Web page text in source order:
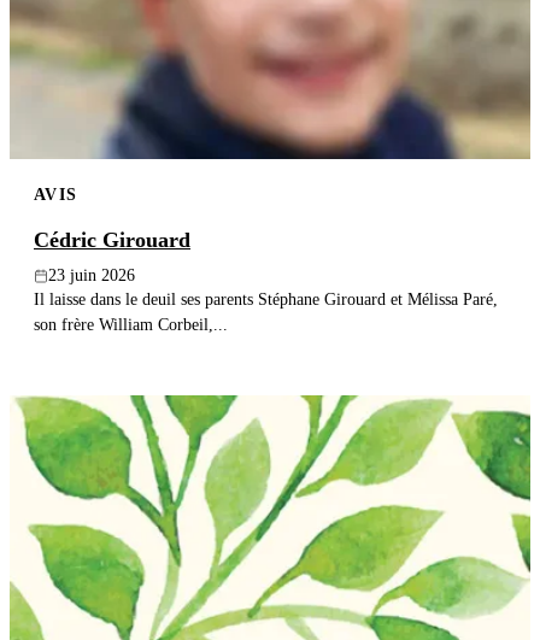
AVIS
Cédric Girouard
23 juin 2026
Il laisse dans le deuil ses parents Stéphane Girouard et Mélissa Paré,
son frère William Corbeil,...